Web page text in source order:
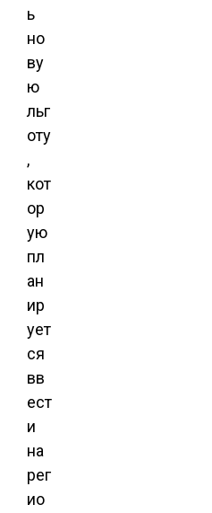
ь
но
ву
ю
льг
оту
,
кот
ор
ую
пл
ан
ир
ует
ся
вв
ест
и
на
рег
ио